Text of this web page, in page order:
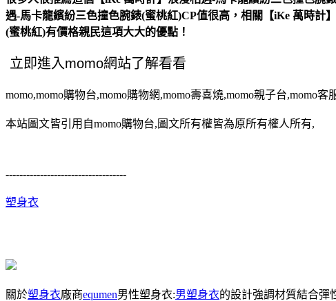
遇-馬卡龍繽紛三色撞色腕錶(蜜桃紅)CP值很高，相關【iKe 萬時計
(蜜桃紅)有價格親民這項大大的優點！
momo,momo購物台,momo購物網,momo壽喜燒,momo親子台,momo客
本站圖文皆引用自momo購物台,圖文所有權皆為原所有權人所有,
-----------------------------------
塑身衣
關於塑身衣廠商equmen男性塑身衣:男塑身衣的設計強調材質結合彈